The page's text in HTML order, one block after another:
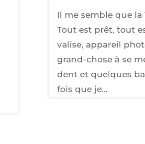
Il me semble que la
Tout est prêt, tout
valise, appareil
grand-chose à se
dent et quelques
fois que je...